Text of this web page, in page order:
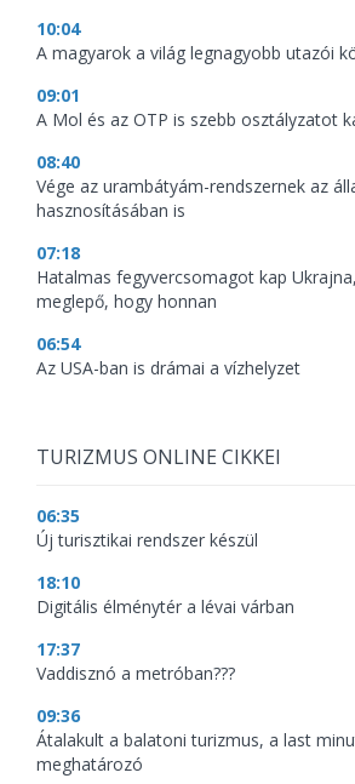
10:04
A magyarok a világ legnagyobb utazói
09:01
A Mol és az OTP is szebb osztályzatot
08:40
Vége az urambátyám-rendszernek az
hasznosításában is
07:18
Hatalmas fegyvercsomagot kap
meglepő, hogy honnan
06:54
Az USA-ban is drámai a vízhelyzet
TURIZMUS ONLINE CIKKEI
06:35
Új turisztikai rendszer készül
18:10
Digitális élménytér a lévai várban
17:37
Vaddisznó a metróban???
09:36
Átalakult a balatoni turizmus, a last
meghatározó